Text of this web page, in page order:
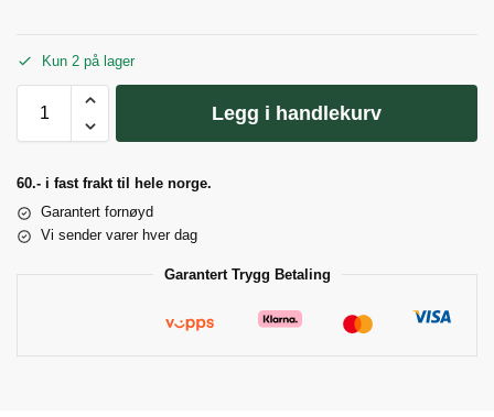
Kun 2 på lager
Legg i handlekurv
60.- i fast frakt til hele norge.
Garantert fornøyd
Vi sender varer hver dag
Garantert Trygg Betaling